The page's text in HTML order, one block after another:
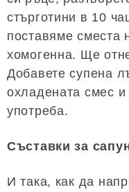
стърготини в 10
поставяме сместа
хомогенна. Ще
Добавете супена
охладената смес и
употреба.
Съставки за
И така, как да